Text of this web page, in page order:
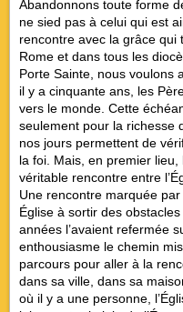
Abandonnons toute forme
ne sied pas à celui qui est
rencontre avec la grâce qui
Rome et dans tous les
Porte Sainte, nous voulons
il y a cinquante ans, les
vers le monde. Cette
seulement pour la richesse
nos jours permettent de
la foi. Mais, en premier
véritable rencontre entre
Une rencontre marquée
Église à sortir des
années l’avaient refermée
enthousiasme le chemin
parcours pour aller à la
dans sa ville, dans sa
où il y a une personne,